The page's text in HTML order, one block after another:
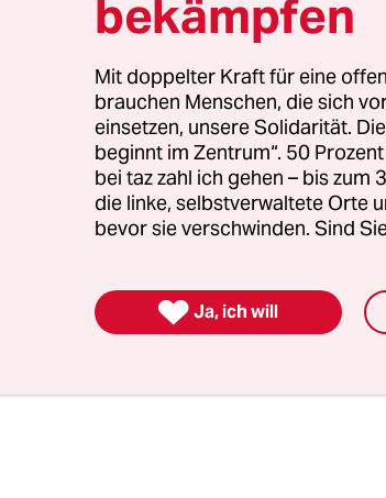
Betriebe in Deutschland
Notreife. Hier muss Gemüse oder
bevor es vertrocknet.Global
am meisten Trinkwasser.
Schreiner (CDU) erwägt eine
Weltklimarat warnt vor mehr
bekämpfen
Mit doppelter Kraft für eine
brauchen Menschen, die sich
einsetzen, unsere Solidarität.
beginnt im Zentrum“. 50
bei taz zahl ich gehen – bis zum
die linke, selbstverwaltete Orte
bevor sie verschwinden. Sind
 Ja, ich will